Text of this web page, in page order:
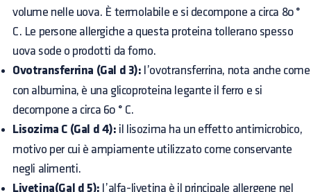
volume nelle uova. È termolabile e si decompone a circa 80 °
C. Le persone allergiche a questa proteina tollerano spesso
uova sode o prodotti da forno.
Ovotransferrina (Gal d 3): l’ovotransferrina, nota anche come
con albumina, è una glicoproteina legante il ferro e si
decompone a circa 60 ° C.
Lisozima C (Gal d 4): il lisozima ha un effetto antimicrobico,
motivo per cui è ampiamente utilizzato come conservante
negli alimenti.
Livetina(Gal d 5): l’alfa-livetina è il principale allergene nel